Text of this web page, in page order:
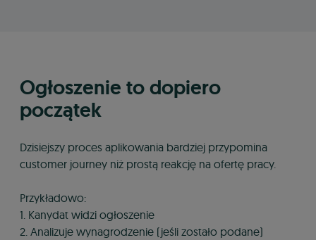
Ogłoszenie to dopiero
początek
Dzisiejszy proces aplikowania bardziej przypomina
customer journey niż prostą reakcję na ofertę pracy.
Przykładowo:
1. Kanydat widzi ogłoszenie
2. Analizuje wynagrodzenie (jeśli zostało podane)